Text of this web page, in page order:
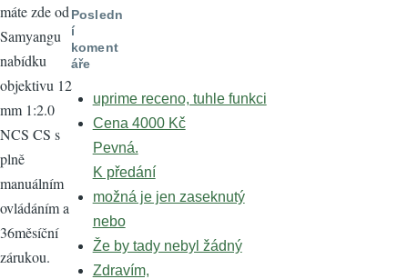
máte zde od
Samyangu
nabídku
objektivu 12
mm 1:2.0
NCS CS s
plně
manuálním
ovládáním a
36měsíční
zárukou.
Posledn
í
koment
áře
uprime receno, tuhle funkci
Cena 4000 Kč
Pevná.
K předání
možná je jen zaseknutý
nebo
Že by tady nebyl žádný
Zdravím,